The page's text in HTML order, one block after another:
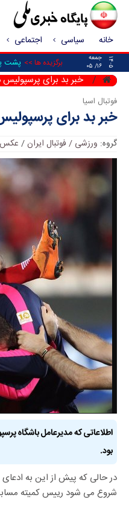
خانه سیاسی اجتماعی
۱۴۰۵
جمعه
۱۶/ ۰۵
برگزیده ها >> پشت
خبر بد برای
فوتبال اسیا
خبر بد برای
گروه: ورزشی / فوتبال ایران/
اطلاعاتی که مدیرعامل باشگاه
بود.
در حالی که پیش از این به
شروع می شود رییس کمیته